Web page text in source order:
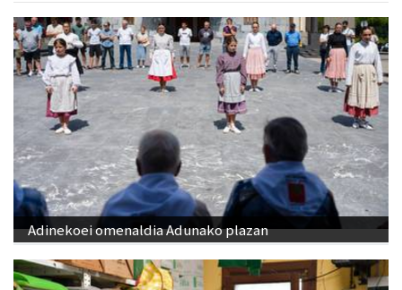
Adinekoei omenaldia Adunako plazan